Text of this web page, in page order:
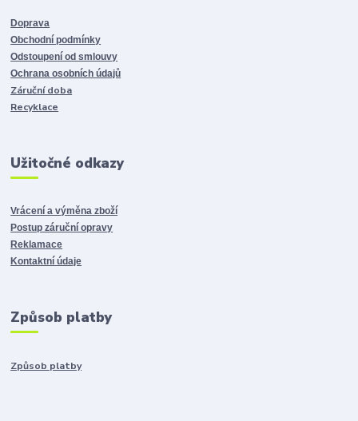
Doprava
Obchodní podmínky
Odstoupení od smlouvy
Ochrana osobních údajů
Záruční doba
Recyklace
Užitočné odkazy
Vrácení a výměna zboží
Postup záruční opravy
Reklamace
Kontaktní údaje
Způsob platby
Způsob platby